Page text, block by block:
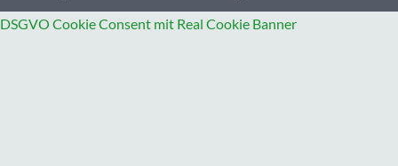
DSGVO Cookie Consent mit Real Cookie Banner